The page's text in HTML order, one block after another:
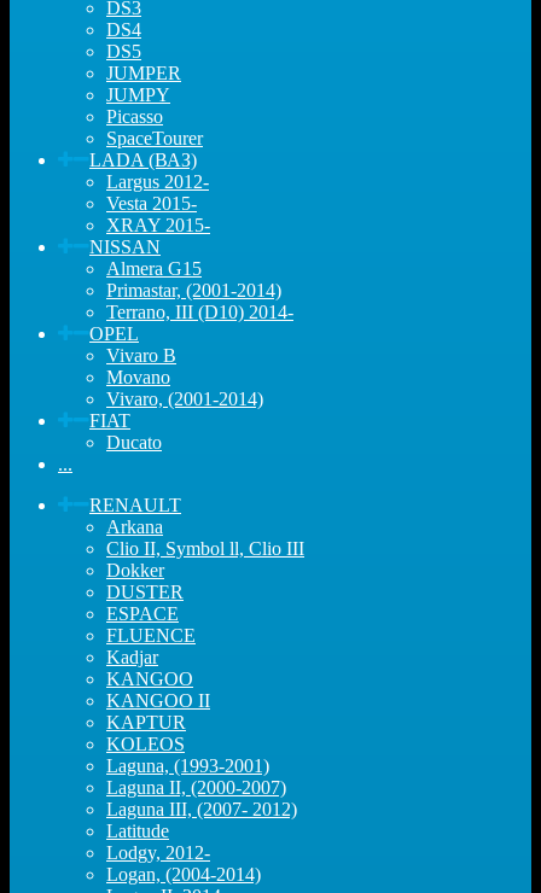
DS3
DS4
DS5
JUMPER
JUMPY
Picasso
SpaceTourer
LADA (ВАЗ)
Largus 2012-
Vesta 2015-
XRAY 2015-
NISSAN
Almera G15
Primastar, (2001-2014)
Terrano, III (D10) 2014-
OPEL
Vivaro B
Movano
Vivaro, (2001-2014)
FIAT
Ducato
...
RENAULT
Arkana
Clio II, Symbol ll, Clio III
Dokker
DUSTER
ESPACE
FLUENCE
Kadjar
KANGOO
KANGOO II
KAPTUR
KOLEOS
Laguna, (1993-2001)
Laguna II, (2000-2007)
Laguna III, (2007- 2012)
Latitude
Lodgy, 2012-
Logan, (2004-2014)